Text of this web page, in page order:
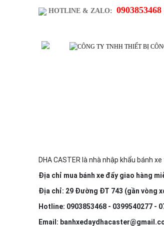
HOTLINE & ZALO:
DHA CASTER là nhà nhập khẩu bánh
Địa chỉ mua bánh xe đẩy giao hàng
Địa chỉ: 29 Đường ĐT 743 (gần vòng
Hotline: 0903853468 - 0399540277 -
Email: